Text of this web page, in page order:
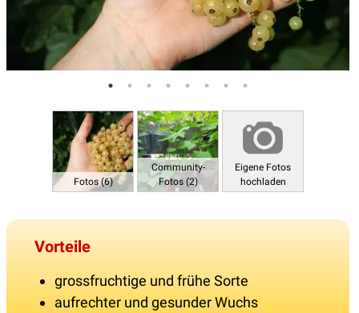
Fotos (6)
Community-
Fotos (2)
Eigene Fotos
hochladen
Vorteile
grossfruchtige und frühe Sorte
aufrechter und gesunder Wuchs